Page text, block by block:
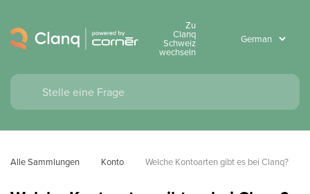
Zu
Clanq
Schweiz
wechseln
Alle Sammlungen Konto Welche Kontoarten gibt es bei Clanq?